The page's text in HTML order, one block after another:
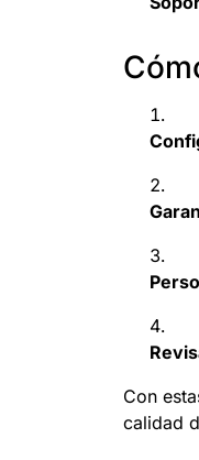
Con
calidad